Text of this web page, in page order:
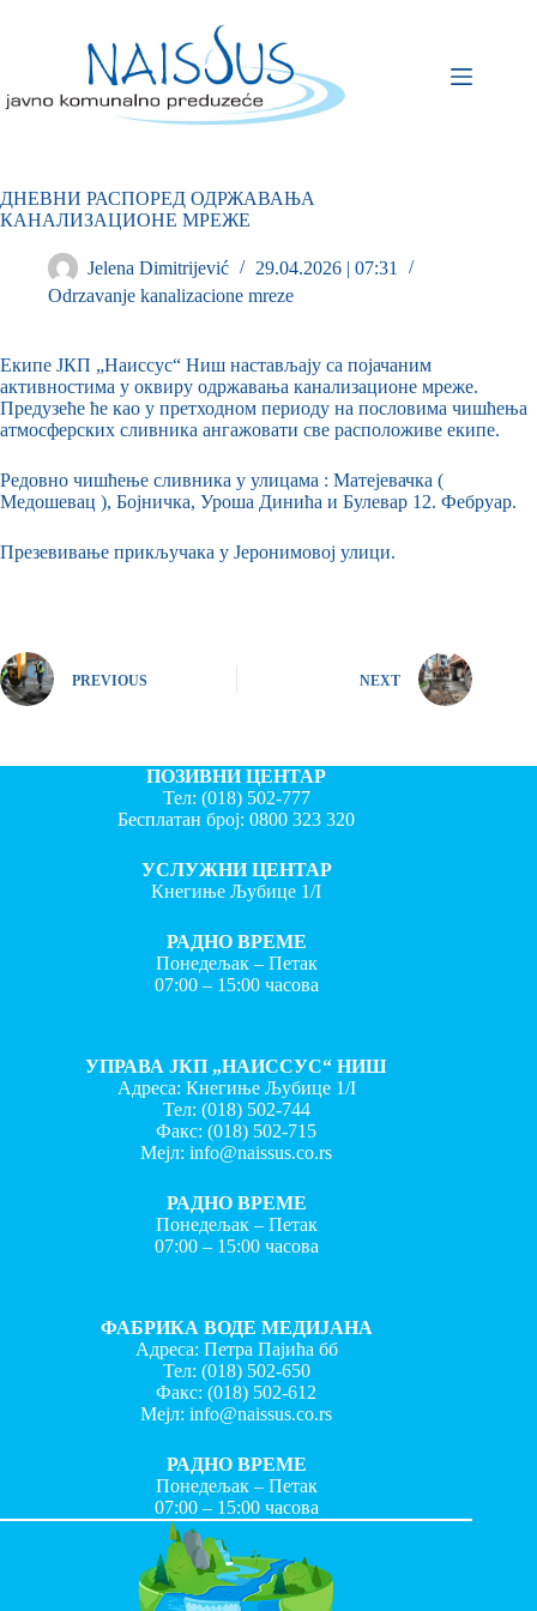
ДНЕВНИ РАСПОРЕД ОДРЖАВАЊА
КАНАЛИЗАЦИОНЕ МРЕЖЕ
Jelena Dimitrijević
29.04.2026 | 07:31
Odrzavanje kanalizacione mreze
Екипе ЈКП „Наиссус“ Ниш настављају са појачаним
активностима у оквиру одржавања канализационе мреже.
Предузеће ће као у претходном периоду на пословима чишћења
атмосферских сливника ангажовати све расположиве екипе.
Редовно чишћење сливника у улицама : Матејевачка (
Медошевац ), Бојничка, Уроша Динића и Булевар 12. Фебруар.
Презевивање прикључака у Јеронимовој улици.
PREVIOUS NEXT
ПОЗИВНИ ЦЕНТАР
Тел: (018) 502-777
Бесплатан број:0800 323 320
УСЛУЖНИ ЦЕНТАР
Кнегиње Љубице 1/I
РАДНО ВРЕМЕ
Понедељак – Петак
07:00 – 15:00 часова
УПРАВА ЈКП „НАИССУС“ НИШ
Адреса: Кнегиње Љубице 1/I
Тел: (018) 502-744
Факс:(018) 502-715
Мејл:info@naissus.co.rs
РАДНО ВРЕМЕ
Понедељак – Петак
07:00 – 15:00 часова
ФАБРИКА ВОДЕ МЕДИЈАНА
Адреса: Петра Пајића бб
Тел: (018) 502-650
Факс:(018) 502-612
Мејл:info@naissus.co.rs
РАДНО ВРЕМЕ
Понедељак – Петак
07:00 – 15:00 часова